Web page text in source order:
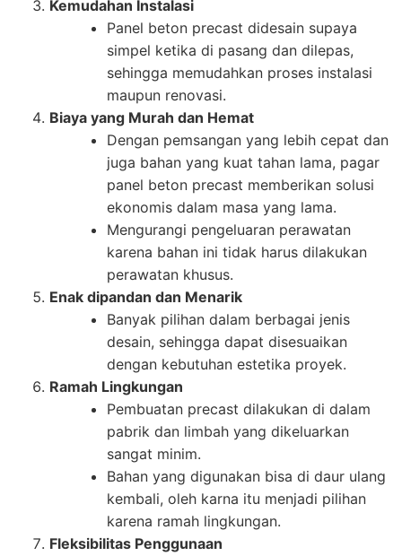
Kemudahan Instalasi
Panel beton precast didesain supaya
simpel ketika di pasang dan dilepas,
sehingga memudahkan proses instalasi
maupun renovasi.
Biaya yang Murah dan Hemat
Dengan pemsangan yang lebih cepat dan
juga bahan yang kuat tahan lama, pagar
panel beton precast memberikan solusi
ekonomis dalam masa yang lama.
Mengurangi pengeluaran perawatan
karena bahan ini tidak harus dilakukan
perawatan khusus.
Enak dipandan dan Menarik
Banyak pilihan dalam berbagai jenis
desain, sehingga dapat disesuaikan
dengan kebutuhan estetika proyek.
Ramah Lingkungan
Pembuatan precast dilakukan di dalam
pabrik dan limbah yang dikeluarkan
sangat minim.
Bahan yang digunakan bisa di daur ulang
kembali, oleh karna itu menjadi pilihan
karena ramah lingkungan.
Fleksibilitas Penggunaan